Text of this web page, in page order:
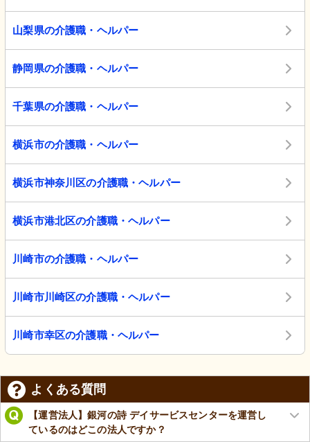
山梨県の介護職・ヘルパー
静岡県の介護職・ヘルパー
千葉県の介護職・ヘルパー
横浜市の介護職・ヘルパー
横浜市神奈川区の介護職・ヘルパー
横浜市港北区の介護職・ヘルパー
川崎市の介護職・ヘルパー
川崎市川崎区の介護職・ヘルパー
川崎市幸区の介護職・ヘルパー
よくある質問
【運営法人】銀河の詩 デイサービスセンターを運営し
ているのはどこの法人ですか？